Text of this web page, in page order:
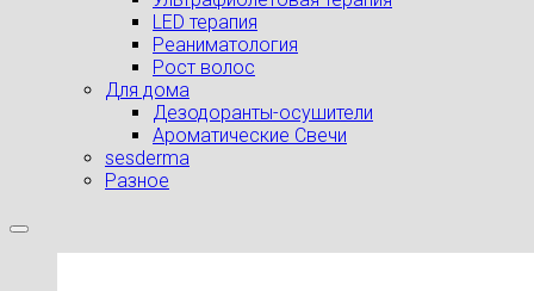
LED терапия
Реаниматология
Рост волос
Для дома
Дезодоранты-осушители
Ароматические Свечи
sesderma
Разное